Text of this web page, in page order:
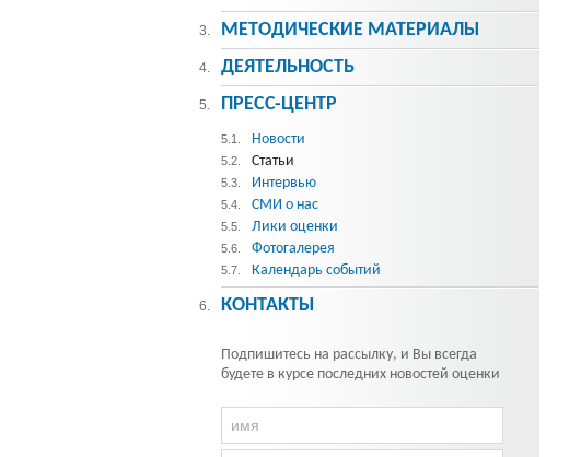
3. МЕТОДИЧЕСКИE МАТЕРИАЛЫ
4. ДЕЯТЕЛЬНОСТЬ
5. ПРЕСС-ЦЕНТР
5.1. Новости
5.2. Статьи
5.3. Интервью
5.4. СМИ о нас
5.5. Лики оценки
5.6. Фотогалерея
5.7. Календарь событий
6. КОНТАКТЫ
Подпишитесь на рассылку, и Вы всегда
будете в курсе последних новостей оценки